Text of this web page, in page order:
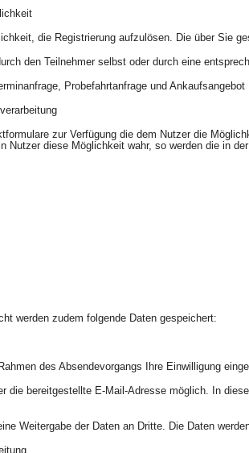
die Registrierung aufzulösen. Die über Sie
den Teilnehmer selbst oder durch eine
Probefahrtanfrage und Ankaufsangebot
zur Verfügung die dem Nutzer die
Nutzer diese Möglichkeit wahr, so werden die in
werden zudem folgende Daten gespeichert:
des Absendevorgangs Ihre Einwilligung
die bereitgestellte E-Mail-Adresse möglich. In
Weitergabe der Daten an Dritte. Die Daten